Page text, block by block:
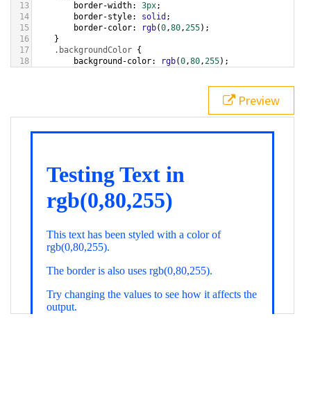
13
border-width: 3px;
14
border-style: solid ;
15
border-color: rgb(0,80,255);
16
}
17
.backgroundColor {
18
background-color: rgb(0,80,255);
bottom ,
white, rgb(0,80,255));
div class="textColor borderColor"
< h1>Testing Text in rgb(0,80,255)
Preview